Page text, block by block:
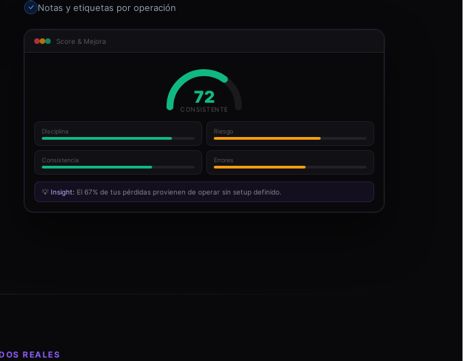
Notas y etiquetas por operación
Score & Mejora
72
CONSISTENTE
Disciplina Riesgo
Consistencia Errores
💡 Insight: El 67% de tus pérdidas provienen de operar sin setup definido.
REALES